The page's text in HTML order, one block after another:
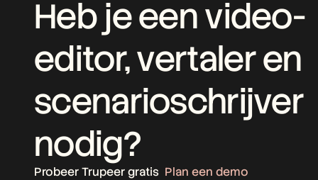
Heb je een video-
editor, vertaler en
scenarioschrijver
nodig?
Probeer Trupeer gratis Plan een demo